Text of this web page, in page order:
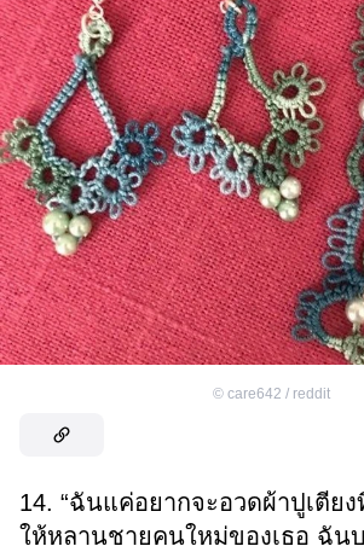
© care642 / reddit
14. “ฉันแค่อยากจะอวดผ้าปูเตีย
ให้หลานชายคนใหม่ของเธอ ฉัน